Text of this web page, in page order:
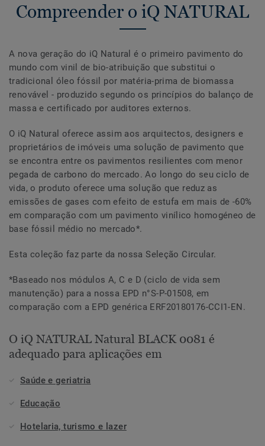
Compreender o iQ NATURAL
A nova geração do iQ Natural é o primeiro pavimento do
mundo com vinil de bio-atribuição que substitui o
tradicional óleo fóssil por matéria-prima de biomassa
renovável - produzido segundo os princípios do balanço de
massa e certificado por auditores externos.
O iQ Natural oferece assim aos arquitectos, designers e
proprietários de imóveis uma solução de pavimento que
se encontra entre os pavimentos resilientes com menor
pegada de carbono do mercado. Ao longo do seu ciclo de
vida, o produto oferece uma solução que reduz as
emissões de gases com efeito de estufa em mais de -60%
em comparação com um pavimento vinílico homogéneo de
base fóssil médio no mercado*.
Esta coleção faz parte da nossa Seleção Circular.
*Baseado nos módulos A, C e D (ciclo de vida sem
manutenção) para a nossa EPD n°S-P-01508, em
comparação com a EPD genérica ERF20180176-CCI1-EN.
O iQ NATURAL Natural BLACK 0081 é
adequado para aplicações em
Saúde e geriatria
Educação
Hotelaria, turismo e lazer